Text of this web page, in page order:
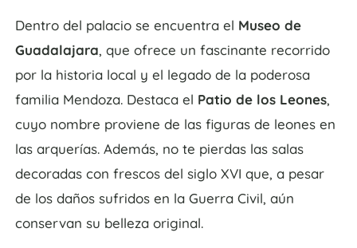
Dentro del palacio se encuentra el Museo de
Guadalajara, que ofrece un fascinante recorrido
por la historia local y el legado de la poderosa
familia Mendoza. Destaca el Patio de los Leones,
cuyo nombre proviene de las figuras de leones en
las arquerías. Además, no te pierdas las salas
decoradas con frescos del siglo XVI que, a pesar
de los daños sufridos en la Guerra Civil, aún
conservan su belleza original.